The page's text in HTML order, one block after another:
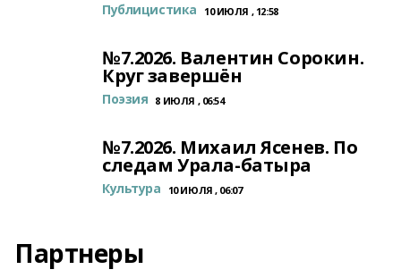
Публицистика 10 ИЮЛЯ , 12:58
№7.2026. Валентин Сорокин.
Круг завершён
Поэзия 8 ИЮЛЯ , 06:54
№7.2026. Михаил Ясенев. По
следам Урала-батыра
Культура 10 ИЮЛЯ , 06:07
Партнеры